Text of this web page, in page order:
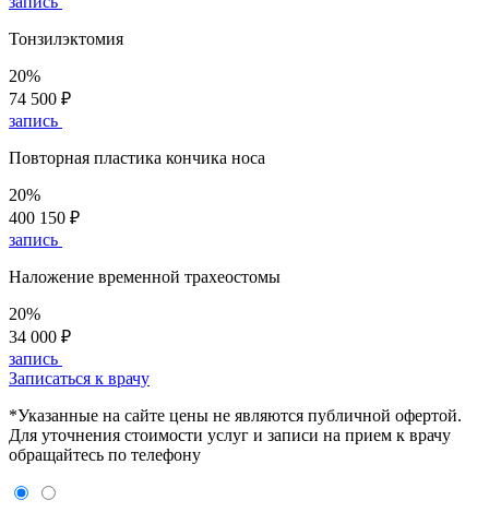
Тонзилэктомия
20%
74 500 ₽
запись
Повторная пластика кончика носа
20%
400 150 ₽
запись
Наложение временной трахеостомы
20%
34 000 ₽
запись
Записаться к врачу
*Указанные на сайте цены не являются публичной офертой.
Для уточнения стоимости услуг и записи на прием к врачу
обращайтесь по телефону